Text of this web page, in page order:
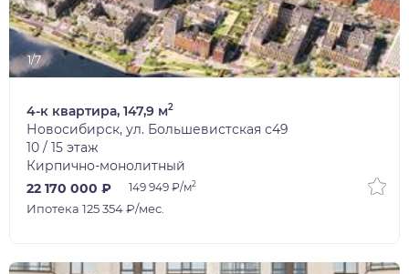
1/7
4-к квартира, 147,9 м2
Новосибирск, ул. Большевистская с49
10 / 15 этаж
Кирпично-монолитный
22 170 000 ₽
149 949 ₽/м2
Ипотека 125 354 ₽/мес.